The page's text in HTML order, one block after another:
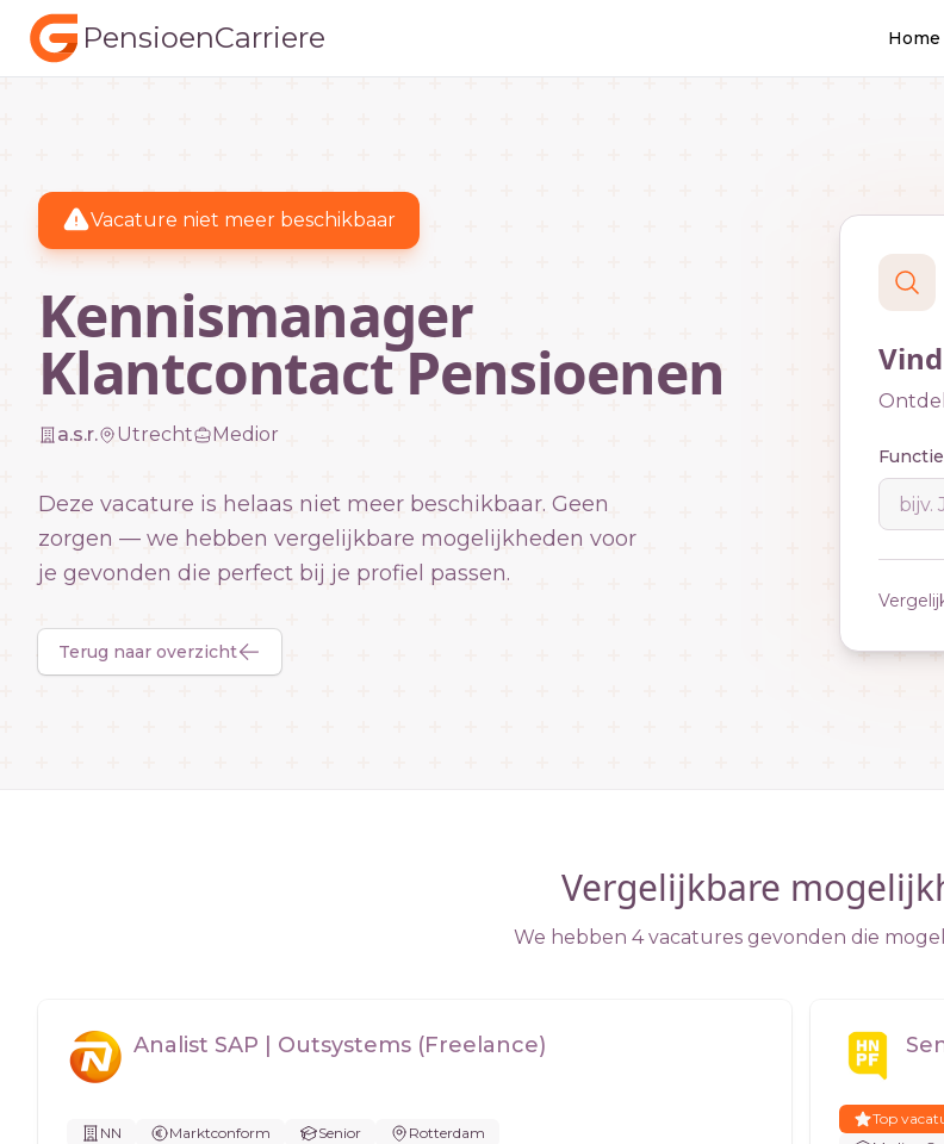
PensioenCarriere Home
Vacature niet meer beschikbaar
Kennismanager
Klantcontact Pensioenen
a.s.r. Utrecht Medior
Deze vacature is helaas niet meer beschikbaar. Geen
zorgen — we hebben vergelijkbare mogelijkheden voor
je gevonden die perfect bij je profiel passen.
Terug naar overzicht
Vergelijkbare
We hebben 4 vacatures gevonden die
Analist SAP | Outsystems (Freelance)
NN Marktconform Senior Rotterdam
Top